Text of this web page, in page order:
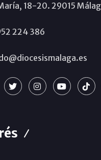
18-20. 29015
224 386